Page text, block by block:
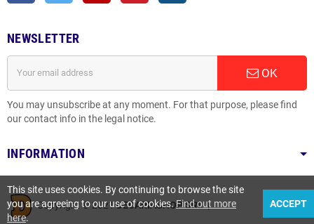
NEWSLETTER
OK
You may unsubscribe at any moment. For that purpose, please find
our contact info in the legal notice.
INFORMATION
Copyright © 2021DECARIASHOP SRL|
This site uses cookies. By continuing to browse the site
you are agreeing to our use of cookies.Find out more
here.
ACCEPT